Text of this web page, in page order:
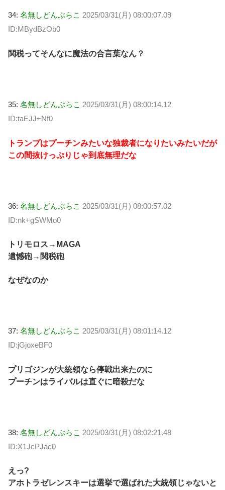
34: 名無しどんぶらこ 2025/03/31(月) 08:00:07.09
ID:MBydBzOb0
関税ってそんなに魔法の合言葉なん？
35: 名無しどんぶらこ 2025/03/31(月) 08:00:14.12
ID:taEJJ+Nf0
トランプはプーチンみたいな独裁者になりたいみたいだが
この間抜けっぷりじゃ到底無理だな
36: 名無しどんぶらこ 2025/03/31(月) 08:00:57.02
ID:nk+gSWMo0
トリモロス→MAGA
遺憾砲→関税砲
なぜなのか
37: 名無しどんぶらこ 2025/03/31(月) 08:01:14.12
ID:jGjoxeBF0
プリゴジンが大統領なら停戦出来たのに
プーチンはライバルは直ぐに暗殺だな
38: 名無しどんぶらこ 2025/03/31(月) 08:02:21.48
ID:X1JcPJac0
えっ?
アホトラゼレンスキーは選挙で選ばれた大統領じゃないと